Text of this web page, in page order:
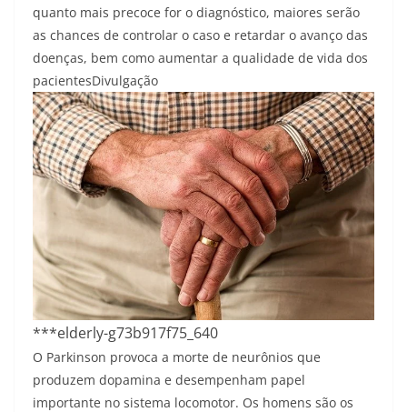
quanto mais precoce for o diagnóstico, maiores serão
as chances de controlar o caso e retardar o avanço das
doenças, bem como aumentar a qualidade de vida dos
pacientesDivulgação
***elderly-g73b917f75_640
O Parkinson provoca a morte de neurônios que
produzem dopamina e desempenham papel
importante no sistema locomotor. Os homens são os